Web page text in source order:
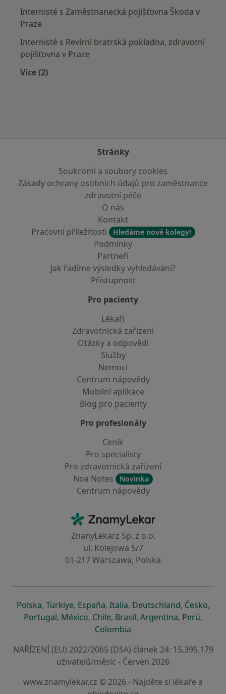
Internisté s Zaměstnanecká pojišťovna Škoda v
Praze
Internisté s Revírní bratrská pokladna, zdravotní
pojišťovna v Praze
Více (2)
Stránky
Soukromí a soubory cookies
Zásady ochrany osobních údajů pro zaměstnance
zdravotní péče
O nás
Kontakt
Pracovní příležitosti
Hledáme nové kolegy!
Podmínky
Partneři
Jak řadíme výsledky vyhledávání?
Přístupnost
Pro pacienty
Lékaři
Zdravotnická zařízení
Otázky a odpovědi
Služby
Nemoci
Centrum nápovědy
Mobilní aplikace
Blog pro pacienty
Pro profesionály
Ceník
Pro specialisty
Pro zdravotnická zařízení
Noa Notes
Novinka
Centrum nápovědy
ZnamyLekar - Hlavní stránka
ZnanyLekarz Sp. z o.o.
ul. Kolejowa 5/7
01-217 Warszawa, Polska
Polskase otevře v nové záložce
, Türkiyese otevře v nové záložce
, Españase otevře v nové záložce
, Italiase otevře v nové záložce
, Deutschlandse otevře v
, Českose
,
Portugalse otevře v nové záložce
, Méxicose otevře v nové záložce
, Chilese otevře v nové záložce
, Brasilse otevře v nové
, Argentinase otevře v
, Perúse
,
Colombia
NAŘÍZENÍ (EU) 2022/2065 (DSA) článek 24: 15.395.179
uživatelů/měsíc - Červen 2026
www.znamylekar.cz © 2026 - Najděte si lékaře a